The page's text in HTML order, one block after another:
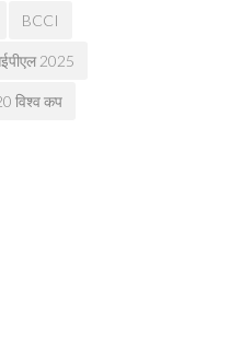
BCCI
2025
विश्व कप